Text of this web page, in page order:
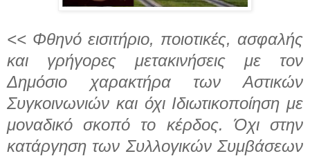
<< Φθηνό εισιτήριο, ποιοτικές, ασφαλής
και γρήγορες μετακινήσεις με τον
Δημόσιο χαρακτήρα των Αστικών
Συγκοινωνιών και όχι Ιδιωτικοποίηση με
μοναδικό σκοπό το κέρδος. Όχι στην
κατάργηση των Συλλογικών Συμβάσεων